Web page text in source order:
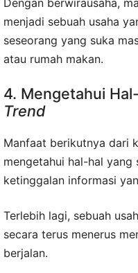
menjadi sebuah usaha
seseorang yang suka
atau rumah makan.
4. Mengetahui
Trend
Manfaat berikutnya dari
mengetahui hal-hal yang
ketinggalan informasi
Terlebih lagi, sebuah
secara terus menerus
berjalan.